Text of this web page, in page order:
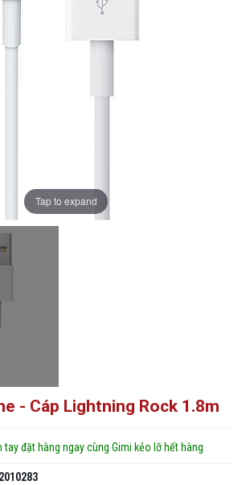
Tap to expand
- Cáp Lightning Rock 1.8m
tay đặt hàng ngay cùng Gimi kẻo lỡ hết hàng
2010283